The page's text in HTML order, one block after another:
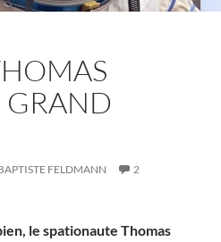
GRAND
FELDMANN
2
le spationaute Thomas